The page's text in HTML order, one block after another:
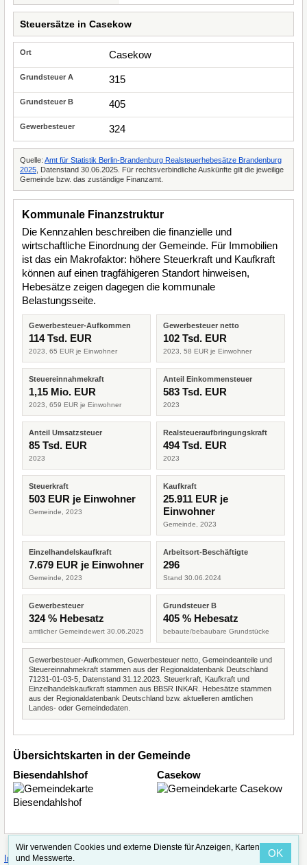
Steuersätze in Casekow
Casekow
315
405
324
Quelle: Amt für Statistik Berlin-Brandenburg Realsteuerhebesätze Brandenburg
2025 , Datenstand 30.06.2025. Für rechtsverbindliche Auskünfte gilt die jeweilige
Gemeinde bzw. das zuständige Finanzamt.
Kommunale Finanzstruktur
Die Kennzahlen beschreiben die finanzielle und
wirtschaftliche Einordnung der Gemeinde. Für Immobilien
ist das ein Makrofaktor: höhere Steuerkraft und Kaufkraft
können auf einen tragfähigeren Standort hinweisen,
Hebesätze zeigen dagegen die kommunale
Belastungsseite.
Gewerbesteuer-Aufkommen
114 Tsd. EUR
2023, 65 EUR je Einwohner
Gewerbesteuer netto
102 Tsd. EUR
2023, 58 EUR je Einwohner
Steuereinnahmekraft
1,15 Mio. EUR
2023, 659 EUR je Einwohner
Anteil Einkommensteuer
583 Tsd. EUR
2023
Anteil Umsatzsteuer
85 Tsd. EUR
2023
Realsteueraufbringungskraft
494 Tsd. EUR
2023
Steuerkraft
503 EUR je Einwohner
Gemeinde, 2023
Kaufkraft
25.911 EUR je
Einwohner
Gemeinde, 2023
Einzelhandelskaufkraft
7.679 EUR je Einwohner
Gemeinde, 2023
Arbeitsort-Beschäftigte
296
Stand 30.06.2024
Gewerbesteuer
324 % Hebesatz
amtlicher Gemeindewert 30.06.2025
Grundsteuer B
405 % Hebesatz
bebaute/bebaubare Grundstücke
Gewerbesteuer-Aufkommen, Gewerbesteuer netto, Gemeindeanteile und
Steuereinnahmekraft stammen aus der Regionaldatenbank Deutschland
71231-01-03-5, Datenstand 31.12.2023. Steuerkraft, Kaufkraft und
Einzelhandelskaufkraft stammen aus BBSR INKAR. Hebesätze stammen
aus der Regionaldatenbank Deutschland bzw. aktuelleren amtlichen
Landes- oder Gemeindedaten.
Übersichtskarten in der Gemeinde
Biesendahlshof
Casekow
Impressum·Straßenindex
Wir verwenden Cookies und externe Dienste für Anzeigen, Karten
und Messwerte.
OK